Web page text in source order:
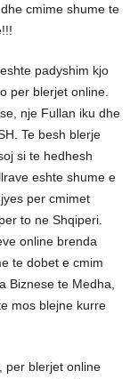
cmime shume te
padyshim kjo
per blerjet online.
nje Fullan iku dhe
Te besh blerje
si te hedhesh
eshte shume e
per cmimet
to ne Shqiperi.
online brenda
te dobet e cmim
Biznese te Medha,
mos blejne kurre
per blerjet online